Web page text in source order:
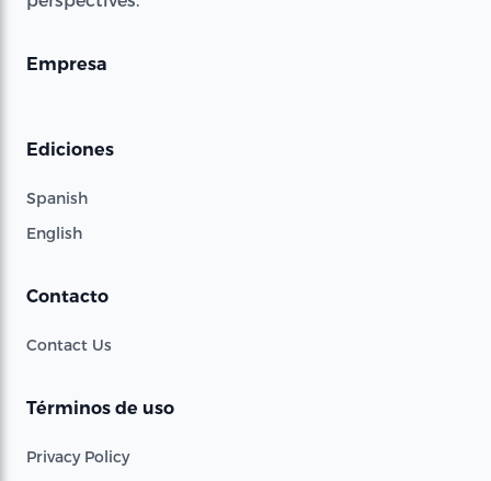
Empresa
Ediciones
Spanish
English
Contacto
Contact Us
Términos de uso
Privacy Policy